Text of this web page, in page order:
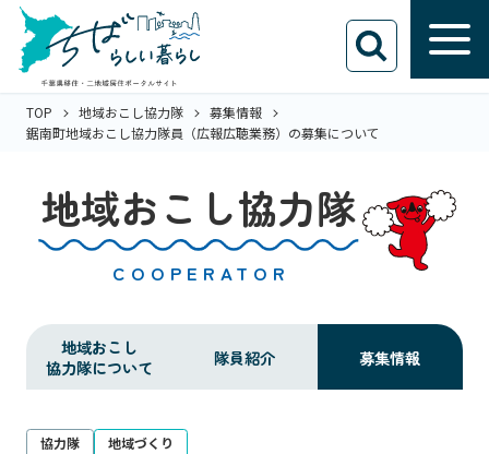
TOP 地域おこし協力隊
募集情報
鋸南町地域おこし協力隊員（広報広聴業務）の募集について
地域おこし協力隊
COOPERATOR
地域おこし
協力隊について
隊員紹介 募集情報
協力隊 地域づくり